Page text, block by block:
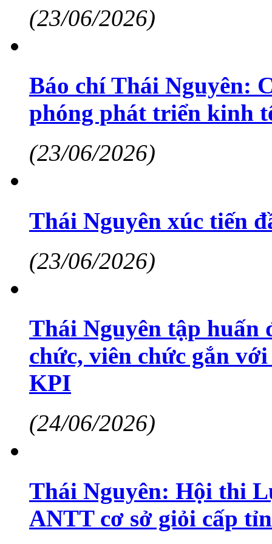
(23/06/2026)
Báo chí Thái Nguyên:
phóng phát triển kinh
(23/06/2026)
Thái Nguyên xúc tiến
(23/06/2026)
Thái Nguyên tập huấn
chức, viên chức gắn
KPI
(24/06/2026)
Thái Nguyên: Hội thi
ANTT cơ sở giỏi cấp